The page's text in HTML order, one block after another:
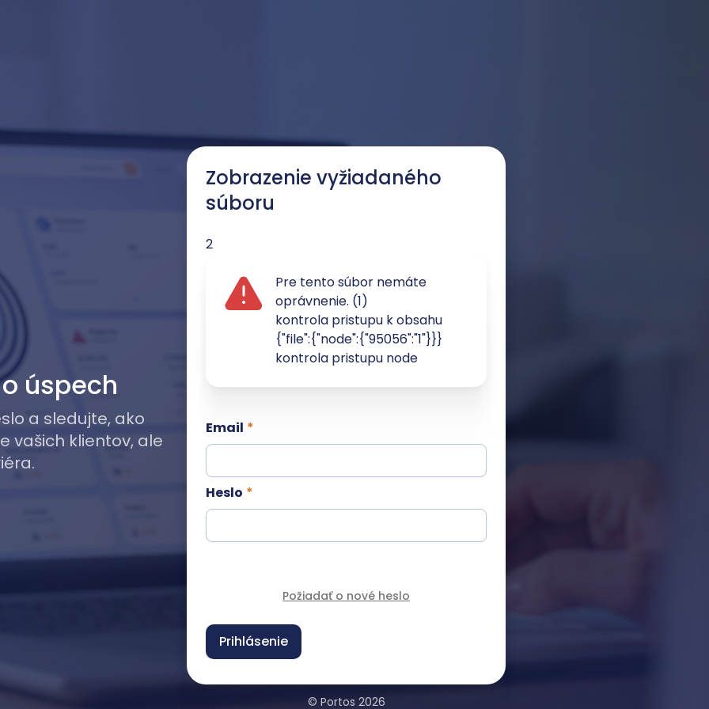
úspech
a sledujte, ako
vašich klientov, ale
Zobrazenie vyžiadaného
súboru
2
Pre tento súbor nemáte
oprávnenie. (1)
kontrola pristupu k obsahu
{"file":{"node":{"95056":"1"}}}
kontrola pristupu node
Email
Heslo
Požiadať o nové heslo
© Portos 2026